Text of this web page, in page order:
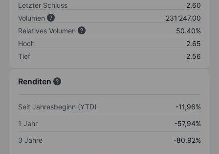
Letzter Schluss
2.60
Volumen
231'247.00
Relatives Volumen
50.40%
Hoch
2.65
Tief
2.56
Renditen
Seit Jahresbeginn (YTD)
-11,96%
1 Jahr
-57,94%
3 Jahre
-80,92%